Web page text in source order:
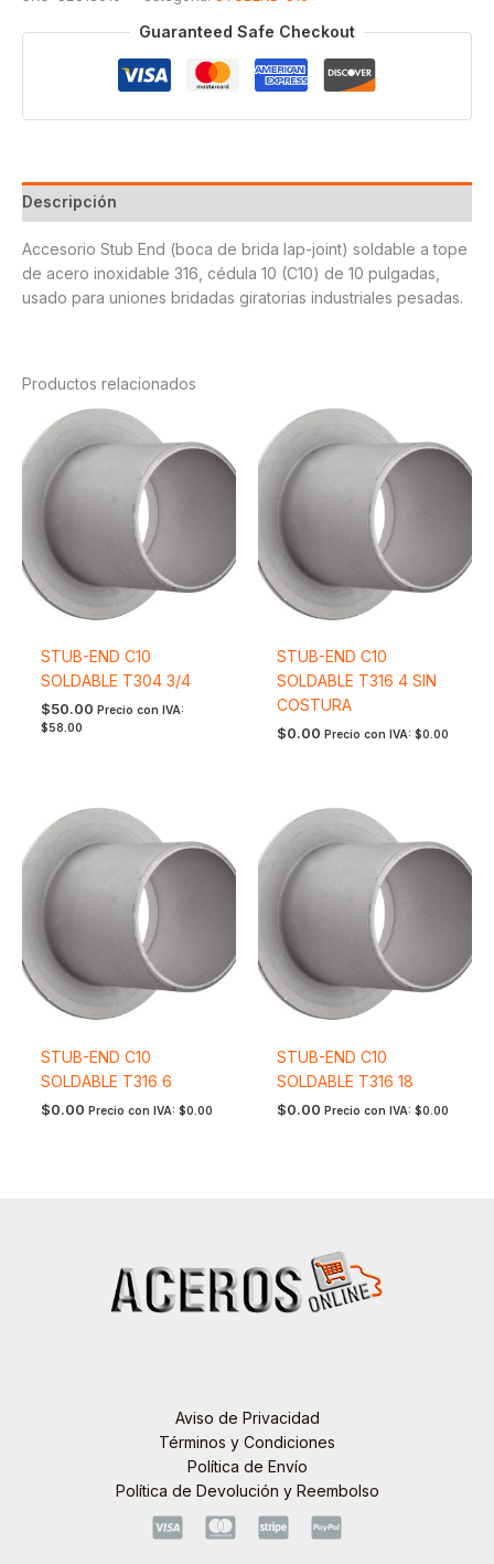
Guaranteed Safe Checkout
Descripción
Accesorio Stub End (boca de brida lap-joint) soldable a tope
de acero inoxidable 316, cédula 10 (C10) de 10 pulgadas,
usado para uniones bridadas giratorias industriales pesadas.
Productos relacionados
STUB-END C10
SOLDABLE T304 3/4
$50.00 Precio con IVA:
$58.00
STUB-END C10
SOLDABLE T316 4 SIN
COSTURA
$0.00 Precio con IVA: $0.00
STUB-END C10
SOLDABLE T316 6
$0.00 Precio con IVA: $0.00
STUB-END C10
SOLDABLE T316 18
$0.00 Precio con IVA: $0.00
Aviso de Privacidad
Términos y Condiciones
Política de Envío
Política de Devolución y Reembolso